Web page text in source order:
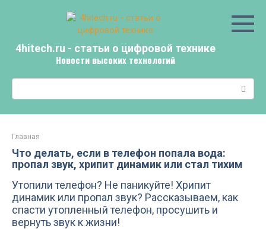
4hitech.ru - статьи о цифровой технике
Новости высоких технологий
Главная
Что делать, если в телефон попала вода:
пропал звук, хрипит динамик или стал тихим
Утопили телефон? Не паникуйте! Хрипит
динамик или пропал звук? Рассказываем, как
спасти утопленный телефон, просушить и
вернуть звук к жизни!